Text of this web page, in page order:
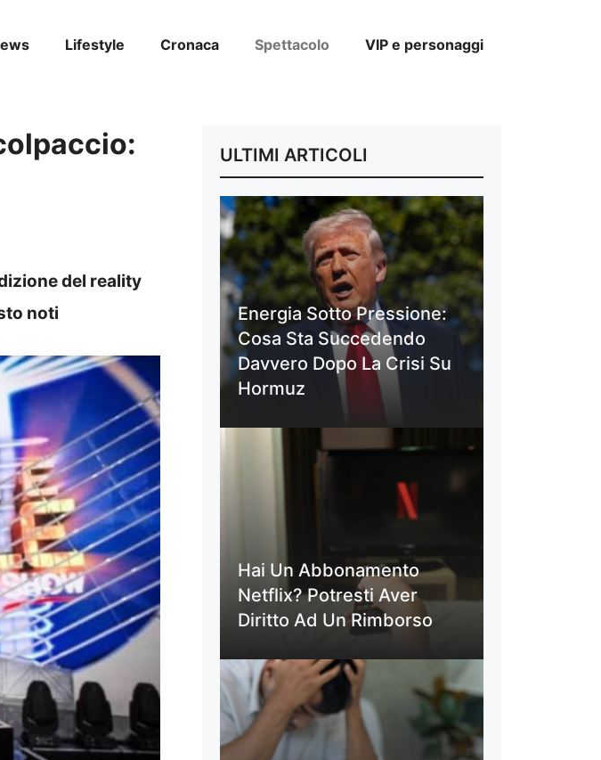
Lifestyle Cronaca Spettacolo VIP e personaggi
del reality
noti
ULTIMI ARTICOLI
Energia Sotto Pressione:
Cosa Sta Succedendo
Davvero Dopo La Crisi Su
Hormuz
Hai Un Abbonamento
Netflix? Potresti Aver
Diritto Ad Un Rimborso